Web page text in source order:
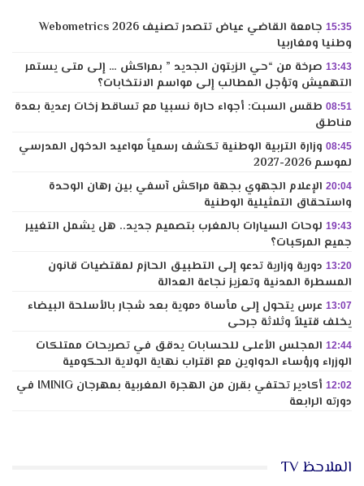
15:35
جامعة القاضي عياض تتصدر تصنيف Webometrics 2026
وطنيا ومغاربيا
13:43 صرخة من “حي الزيتون الجديد ” بمراكش … إلى متى يستمر
التهميش وتؤجل المطالب إلى مواسم الانتخابات؟
08:51 طقس السبت: أجواء حارة نسبيا مع تساقط زخات رعدية بعدة
مناطق
08:45 وزارة التربية الوطنية تكشف رسمياً مواعيد الدخول المدرسي
لموسم 2026-2027
20:04 الإعلام الجهوي بجهة مراكش آسفي بين رهان الوحدة
واستحقاق التمثيلية الوطنية
19:43 لوحات السيارات بالمغرب بتصميم جديد.. هل يشمل التغيير
جميع المركبات؟
13:20 دورية وزارية تدعو إلى التطبيق الحازم لمقتضيات قانون
المسطرة المدنية وتعزيز نجاعة العدالة
13:07 عرس يتحول إلى مأساة دموية بعد شجار بالأسلحة البيضاء
يخلف قتيلاً وثلاثة جرحى
12:44 المجلس الأعلى للحسابات يدقق في تصريحات ممتلكات
الوزراء ورؤساء الدواوين مع اقتراب نهاية الولاية الحكومية
12:02
أكادير تحتفي بقرن من الهجرة المغربية بمهرجان IMINIG في
دورته الرابعة
الملاحظ TV